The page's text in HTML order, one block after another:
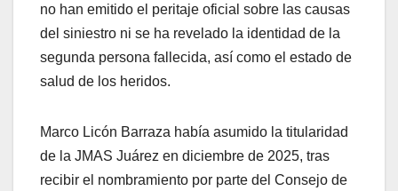
no han emitido el peritaje oficial sobre las causas
del siniestro ni se ha revelado la identidad de la
segunda persona fallecida, así como el estado de
salud de los heridos.
Marco Licón Barraza había asumido la titularidad
de la JMAS Juárez en diciembre de 2025, tras
recibir el nombramiento por parte del Consejo de